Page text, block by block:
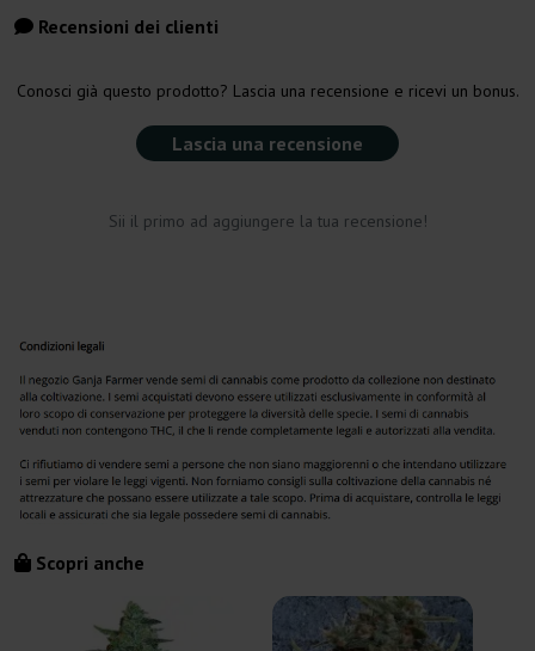
Recensioni dei clienti
Conosci già questo prodotto? Lascia una recensione e ricevi un bonus.
Lascia una recensione
Sii il primo ad aggiungere la tua recensione!
Scopri anche